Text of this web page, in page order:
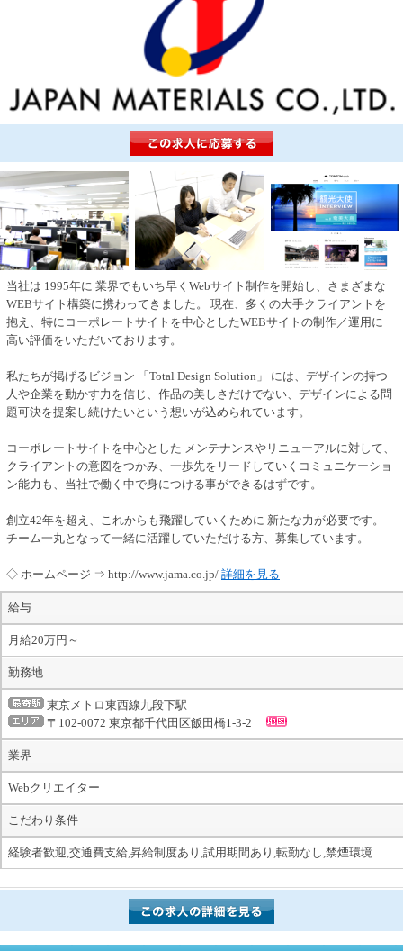
当社は 1995年に 業界でもいち早くWebサイト制作を開始し、さまざまな
WEBサイト構築に携わってきました。 現在、多くの大手クライアントを
抱え、特にコーポレートサイトを中心としたWEBサイトの制作／運用に
高い評価をいただいております。
私たちが掲げるビジョン 「Total Design Solution」 には、デザインの持つ
人や企業を動かす力を信じ、作品の美しさだけでない、デザインによる問
題可決を提案し続けたいという想いが込められています。
コーポレートサイトを中心とした メンテナンスやリニューアルに対して、
クライアントの意図をつかみ、一歩先をリードしていくコミュニケーショ
ン能力も、当社で働く中で身につける事ができるはずです。
創立42年を超え、これからも飛躍していくために 新たな力が必要です。
チーム一丸となって一緒に活躍していただける方、募集しています。
◇ ホームページ ⇒ http://www.jama.co.jp/ 詳細を見る
給与
月給20万円～
勤務地
東京メトロ東西線九段下駅
〒102-0072 東京都千代田区飯田橋1-3-2
業界
Webクリエイター
こだわり条件
経験者歓迎,交通費支給,昇給制度あり,試用期間あり,転勤なし,禁煙環境